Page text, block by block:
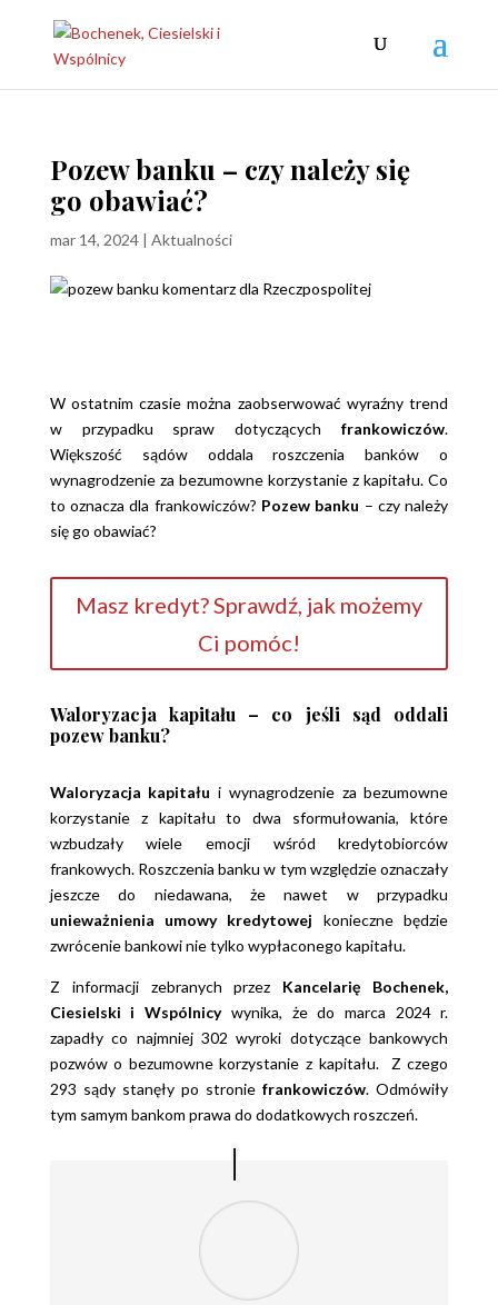
Pozew banku – czy należy się
go obawiać?
mar 14, 2024| Aktualności
W ostatnim czasie można zaobserwować wyraźny trend
w przypadku spraw dotyczącychfrankowiczów.
Większość sądów oddala roszczenia banków o
wynagrodzenie za bezumowne korzystanie z kapitału. Co
to oznacza dla frankowiczów? Pozew banku – czy należy
się go obawiać?
Masz kredyt? Sprawdź, jak możemy
Ci pomóc!
Waloryzacja kapitału – co jeśli sąd oddali
pozew banku?
Waloryzacja kapitału i wynagrodzenie za bezumowne
korzystanie z kapitału to dwa sformułowania, które
wzbudzały wiele emocji wśród kredytobiorców
frankowych. Roszczenia banku w tym względzie oznaczały
jeszcze do niedawana, że nawet w przypadku
unieważnienia umowy kredytowej konieczne będzie
zwrócenie bankowi nie tylko wypłaconego kapitału.
Z informacji zebranych przez Kancelarię Bochenek,
Ciesielski i Wspólnicywynika, że do marca 2024 r.
zapadły co najmniej 302 wyroki dotyczące bankowych
pozwów o bezumowne korzystanie z kapitału. Z czego
293 sądy stanęły po stroniefrankowiczów. Odmówiły
tym samym bankom prawa do dodatkowych roszczeń.